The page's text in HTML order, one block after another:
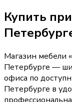
Купить
Магазин мебели «
Петербурге —
офиса по
Петербурге в